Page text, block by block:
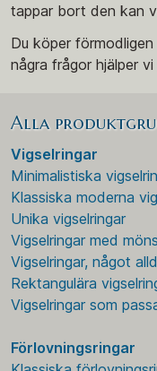
tappar bort den kan
Du köper
några frågor hjälper vi
Alla
Vigselringar
Minimalistiska
Klassiska moderna
Unika vigselringar
Vigselringar med
Vigselringar, något
Rektangulära
Vigselringar som
Förlovningsringar